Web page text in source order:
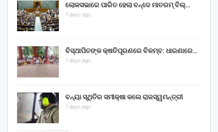
ଲୋକସଭାରେ ପାରିତ ହେଲା ବନ୍ଦେ ମାତରମ୍‌ ବିଲ୍‌…
7 days ago
ବିସ୍ଥାପିତଙ୍କ କ୍ଷତିପୂରଣରେ ବିଳମ୍ବ: ଧାରଣାରେ…
7 days ago
ବନ୍ୟା ସ୍ଥିତିର ସମୀକ୍ଷା କଲେ ରାଜସ୍ୱମନ୍ତ୍ରୀ
7 days ago